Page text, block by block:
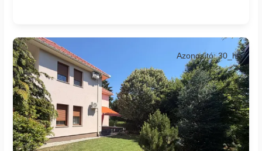
Azonosító: 30_hti